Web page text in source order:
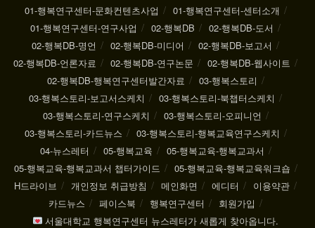
01-행복연구센터-문화컨텐츠사업
01-행복연구센터-센터소개
01-행복연구센터-연구사업
02-행복DB
02-행복DB-도서
02-행복DB-명언
02-행복DB-미디어
02-행복DB-보고서
02-행복DB-언론자료
02-행복DB-연구논문
02-행복DB-웹사이트
02-행복DB-행복연구센터발간자료
03-행복스토리
03-행복스토리-보고서스케치
03-행복스토리-북챕터스케치
03-행복스토리-연구스케치
03-행복스토리-오피니언
03-행복스토리-카드뉴스
03-행복스토리-행복교육연구스케치
04-뉴스레터
05-행복교육
05-행복교육-행복교과서
05-행복교육-행복교과서 챕터가이드
05-행복교육-행복교육워크숍
H드라이브
개인정보 취급방침 메인화면 에디터
이용약관
카드뉴스
페이스북 행복연구센터
회원가입
서울대학교 행복연구센터 뉴스레터가 새롭게 찾아옵니다.